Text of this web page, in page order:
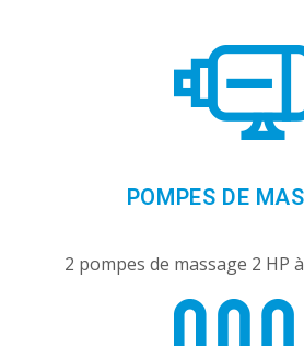
POMPES DE
2 pompes de massage 2 HP